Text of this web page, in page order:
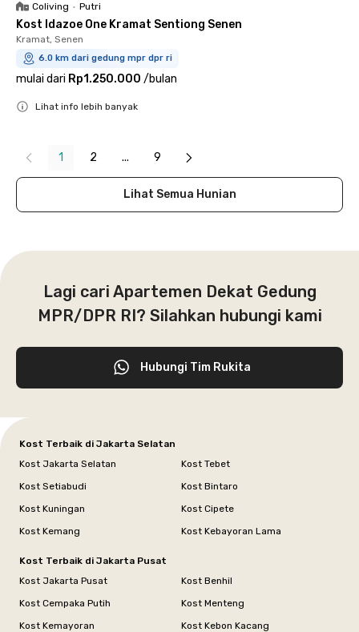
Coliving • Putri
Kost Idazoe One Kramat Sentiong Senen
Kramat, Senen
6.0 km dari gedung mpr dpr ri
mulai dari Rp1.250.000 /bulan
Lihat info lebih banyak
1 2 ... 9
Lihat Semua Hunian
Lagi cari Apartemen Dekat Gedung
MPR/DPR RI? Silahkan hubungi kami
Hubungi Tim Rukita
Kost Terbaik di Jakarta Selatan
Kost Jakarta Selatan
Kost Tebet
Kost Setiabudi
Kost Bintaro
Kost Kuningan
Kost Cipete
Kost Kemang
Kost Kebayoran Lama
Kost Terbaik di Jakarta Pusat
Kost Jakarta Pusat
Kost Benhil
Kost Cempaka Putih
Kost Menteng
Kost Kemayoran
Kost Kebon Kacang